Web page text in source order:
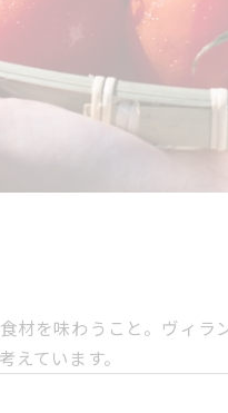
材を味わうこと。ヴィ
えています。